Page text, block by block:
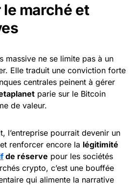
marché et
massive ne se limite pas à un
Elle traduit une conviction forte
centrales peinent à gérer
parie sur le Bitcoin
de valeur.
l’entreprise pourrait devenir un
renforcer encore la légitimité
de réserve pour les sociétés
crypto, c’est une bouffée
qui alimente la narrative